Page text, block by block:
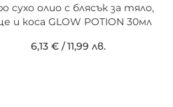
сухо олио с блясък за тяло,
и коса GLOW POTION 30мл
6,13 € /11,99 лв.